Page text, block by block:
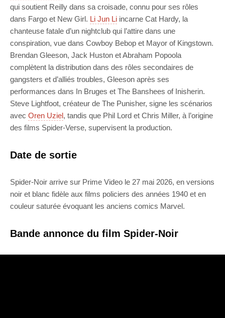
qui soutient Reilly dans sa croisade, connu pour ses rôles
dans Fargo et New Girl. Li Jun Li incarne Cat Hardy, la
chanteuse fatale d’un nightclub qui l’attire dans une
conspiration, vue dans Cowboy Bebop et Mayor of Kingstown.
Brendan Gleeson, Jack Huston et Abraham Popoola
complètent la distribution dans des rôles secondaires de
gangsters et d’alliés troubles, Gleeson après ses
performances dans In Bruges et The Banshees of Inisherin.
Steve Lightfoot, créateur de The Punisher, signe les scénarios
avec Oren Uziel, tandis que Phil Lord et Chris Miller, à l’origine
des films Spider-Verse, supervisent la production.
Date de sortie
Spider-Noir arrive sur Prime Video le 27 mai 2026, en versions
noir et blanc fidèle aux films policiers des années 1940 et en
couleur saturée évoquant les anciens comics Marvel.
Bande annonce du film Spider-Noir